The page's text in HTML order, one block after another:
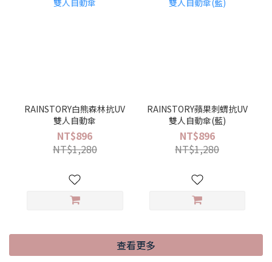
RAINSTORY白熊森林抗UV
雙人自動傘
NT$896
NT$1,280
RAINSTORY蘋果刺蝟抗UV
雙人自動傘(藍)
NT$896
NT$1,280
查看更多